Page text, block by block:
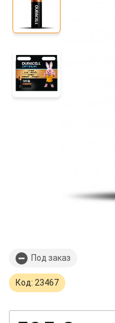
Под заказ
Код: 23467